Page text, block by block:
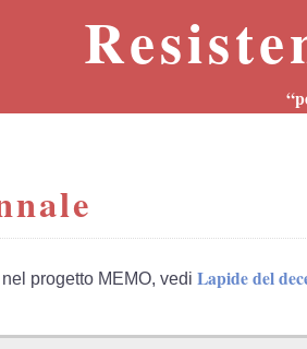
progetto MEMO, vedi Lapide del